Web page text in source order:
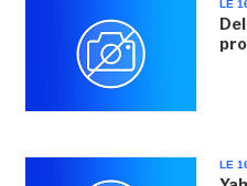
LE
LE